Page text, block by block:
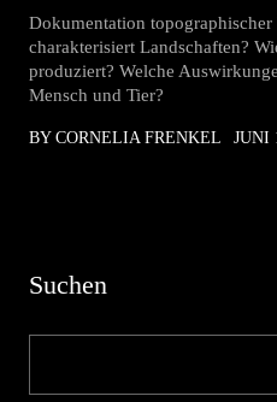
Dokumentation
charakterisiert Landschaften?
produziert? Welche
Mensch und Tier?
BY CORNELIA FRENKEL JUNI
Suchen